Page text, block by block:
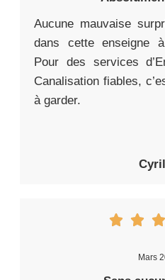
Aucune mauvaise
dans cette enseigne
Pour des services
Canalisation fiables,
à garder.
Mars